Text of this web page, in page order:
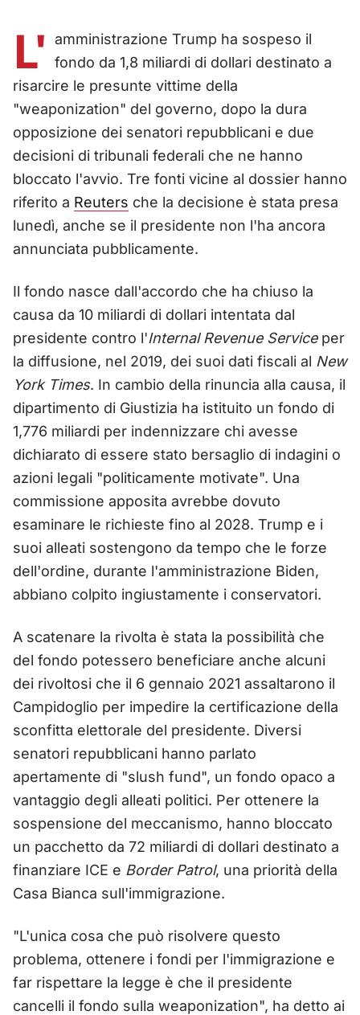
L'
amministrazione Trump ha sospeso il
fondo da 1,8 miliardi di dollari destinato a
risarcire le presunte vittime della
"weaponization" del governo, dopo la dura
opposizione dei senatori repubblicani e due
decisioni di tribunali federali che ne hanno
bloccato l'avvio. Tre fonti vicine al dossier hanno
riferito a Reuters che la decisione è stata presa
lunedì, anche se il presidente non l'ha ancora
annunciata pubblicamente.
Il fondo nasce dall'accordo che ha chiuso la
causa da 10 miliardi di dollari intentata dal
presidente contro l'Internal Revenue Serviceper
la diffusione, nel 2019, dei suoi dati fiscali al New
York Times. In cambio della rinuncia alla causa, il
dipartimento di Giustizia ha istituito un fondo di
1,776 miliardi per indennizzare chi avesse
dichiarato di essere stato bersaglio di indagini o
azioni legali "politicamente motivate". Una
commissione apposita avrebbe dovuto
esaminare le richieste fino al 2028. Trump e i
suoi alleati sostengono da tempo che le forze
dell'ordine, durante l'amministrazione Biden,
abbiano colpito ingiustamente i conservatori.
A scatenare la rivolta è stata la possibilità che
del fondo potessero beneficiare anche alcuni
dei rivoltosi che il 6 gennaio 2021 assaltarono il
Campidoglio per impedire la certificazione della
sconfitta elettorale del presidente. Diversi
senatori repubblicani hanno parlato
apertamente di "slush fund", un fondo opaco a
vantaggio degli alleati politici. Per ottenere la
sospensione del meccanismo, hanno bloccato
un pacchetto da 72 miliardi di dollari destinato a
finanziare ICE e Border Patrol, una priorità della
Casa Bianca sull'immigrazione.
"L'unica cosa che può risolvere questo
problema, ottenere i fondi per l'immigrazione e
far rispettare la legge è che il presidente
cancelli il fondo sulla weaponization", ha detto ai